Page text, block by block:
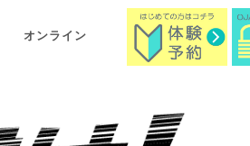
オンライン